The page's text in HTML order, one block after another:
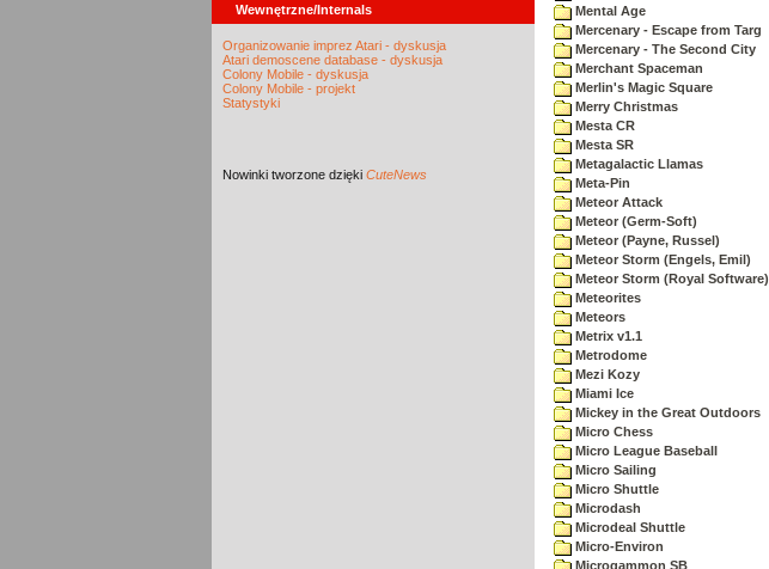
Wewnętrzne/Internals
Organizowanie imprez Atari - dyskusja
Atari demoscene database - dyskusja
Colony Mobile - dyskusja
Colony Mobile - projekt
Statystyki
Nowinki tworzone dzięki CuteNews
Mental Age
Mercenary - Escape from Targ
Mercenary - The Second City
Merchant Spaceman
Merlin's Magic Square
Merry Christmas
Mesta CR
Mesta SR
Metagalactic Llamas
Meta-Pin
Meteor Attack
Meteor (Germ-Soft)
Meteor (Payne, Russel)
Meteor Storm (Engels, Emil)
Meteor Storm (Royal Software)
Meteorites
Meteors
Metrix v1.1
Metrodome
Mezi Kozy
Miami Ice
Mickey in the Great Outdoors
Micro Chess
Micro League Baseball
Micro Sailing
Micro Shuttle
Microdash
Microdeal Shuttle
Micro-Environ
Microgammon SB